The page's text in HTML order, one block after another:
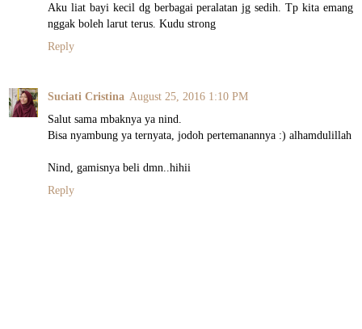
Aku liat bayi kecil dg berbagai peralatan jg sedih. Tp kita emang
nggak boleh larut terus. Kudu strong
Reply
Suciati Cristina August 25, 2016 1:10 PM
Salut sama mbaknya ya nind.
Bisa nyambung ya ternyata, jodoh pertemanannya :) alhamdulillah
Nind, gamisnya beli dmn..hihii
Reply